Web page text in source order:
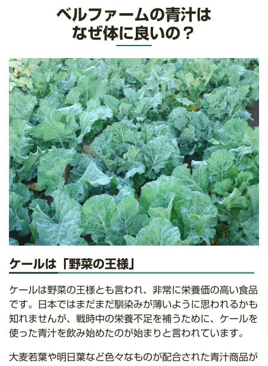
ベルファームの青汁は
なぜ体に良いの？
ケールは「野菜の王様」
ケールは野菜の王様とも言われ、非常に栄養価の高い食品
です。日本ではまだまだ馴染みが薄いように思われるかも
知れませんが、戦時中の栄養不足を補うために、ケールを
使った青汁を飲み始めたのが始まりと言われています。
大麦若葉や明日葉など色々なものが配合された青汁商品が